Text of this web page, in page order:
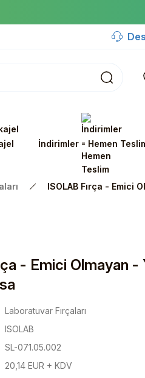
İndirimler - Hemen
ISOLAB Fırça - Emici
- Emici Olmayan -
Laboratuvar Fırçaları
ISOLAB
SL-071.05.002
20,14 EUR + KDV